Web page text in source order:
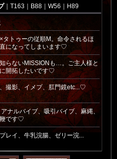
｜T163｜B88｜W56｜H89
タトゥーの従順M。命令されるほ
になってしまいます♡
らないMISSIONも…。ご主人様と
開拓したいです♡
撮影、イメプ、肛門鏡etc...♡
ナルバイブ、吸引バイブ、麻縄、
です♡
レイ、牛乳浣腸、ゼリー浣...